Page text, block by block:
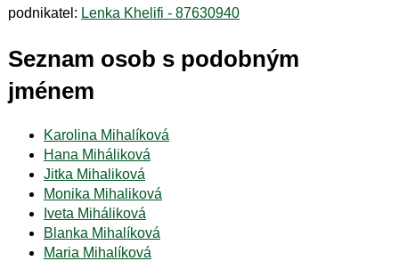
podnikatel: Lenka Khelifi - 87630940
Seznam osob s podobným
jménem
Karolina Mihalíková
Hana Miháliková
Jitka Mihaliková
Monika Mihaliková
Iveta Miháliková
Blanka Mihalíková
Maria Mihalíková